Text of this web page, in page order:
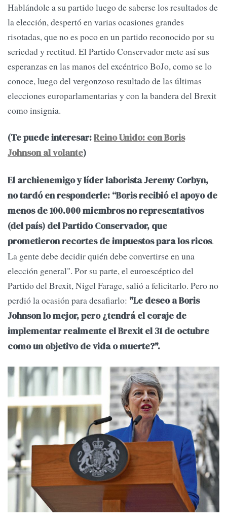
Hablándole a su partido luego de saberse los resultados de
la elección, despertó en varias ocasiones grandes
risotadas, que no es poco en un partido reconocido por su
seriedad y rectitud. El Partido Conservador mete así sus
esperanzas en las manos del excéntrico BoJo, como se lo
conoce, luego del vergonzoso resultado de las últimas
elecciones europarlamentarias y con la bandera del Brexit
como insignia.
(Te puede interesar:Reino Unido: con Boris
Johnson al volante)
El archienemigo y líder laborista Jeremy Corbyn,
no tardó en responderle: “Boris recibió el apoyo de
menos de 100.000 miembros no representativos
(del país) del Partido Conservador, que
prometieron recortes de impuestos para los ricos.
La gente debe decidir quién debe convertirse en una
elección general". Por su parte, el euroescéptico del
Partido del Brexit, Nigel Farage, salió a felicitarlo. Pero no
perdió la ocasión para desafiarlo: "Le deseo a Boris
Johnson lo mejor, pero ¿tendrá el coraje de
implementar realmente el Brexit el 31 de octubre
como un objetivo de vida o muerte?".